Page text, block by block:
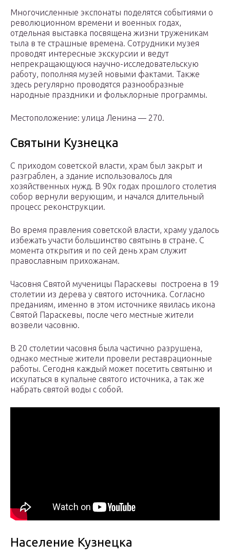
Многочисленные экспонаты поделятся событиями о
революционном времени и военных годах,
отдельная выставка посвящена жизни труженикам
тыла в те страшные времена. Сотрудники музея
проводят интересные экскурсии и ведут
непрекращающуюся научно-исследовательскую
работу, пополняя музей новыми фактами. Также
здесь регулярно проводятся разнообразные
народные праздники и фольклорные программы.
Местоположение: улица Ленина — 270.
Святыни Кузнецка
С приходом советской власти, храм был закрыт и
разграблен, а здание использовалось для
хозяйственных нужд. В 90х годах прошлого столетия
собор вернули верующим, и начался длительный
процесс реконструкции.
Во время правления советской власти, храму удалось
избежать участи большинство святынь в стране. С
момента открытия и по сей день храм служит
православным прихожанам.
Часовня Святой мученицы Параскевы построена в 19
столетии из дерева у святого источника. Согласно
преданиям, именно в этом источнике явилась икона
Святой Параскевы, после чего местные жители
возвели часовню.
В 20 столетии часовня была частично разрушена,
однако местные жители провели реставрационные
работы. Сегодня каждый может посетить святыню и
искупаться в купальне святого источника, а так же
набрать святой воды с собой.
Население Кузнецка